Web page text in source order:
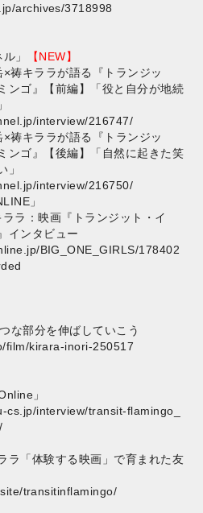
archives/3718998
」
【NEW】
祷キララが語る『トランジッ
ンゴ』【前編】「役と自分が地続
interview/216747/
祷キララが語る『トランジッ
ンゴ』【後編】「自然に起きた笑
」
interview/216750/
」
ラ：映画『トランジット・イ
インタビュー
BIG_ONE_GIRLS/178402
な部分を伸ばしていこう
film/kirara-inori-250517
」
cs.jp/interview/transit-flamingo_
ラ「体験する映画」で育まれた友
transitinflamingo/